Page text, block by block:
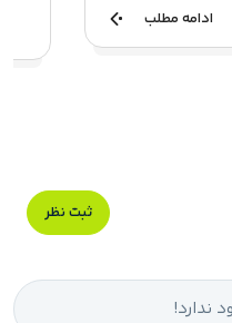
ادامه مطلب
ثبت نظر
ندارد!